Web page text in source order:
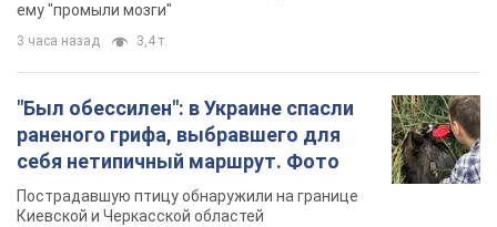
ему "промыли мозги"
3 часа назад 3,4 т.
"Был обессилен": в Украине спасли
раненого грифа, выбравшего для
себя нетипичный маршрут. Фото
Пострадавшую птицу обнаружили на границе
Киевской и Черкасской областей